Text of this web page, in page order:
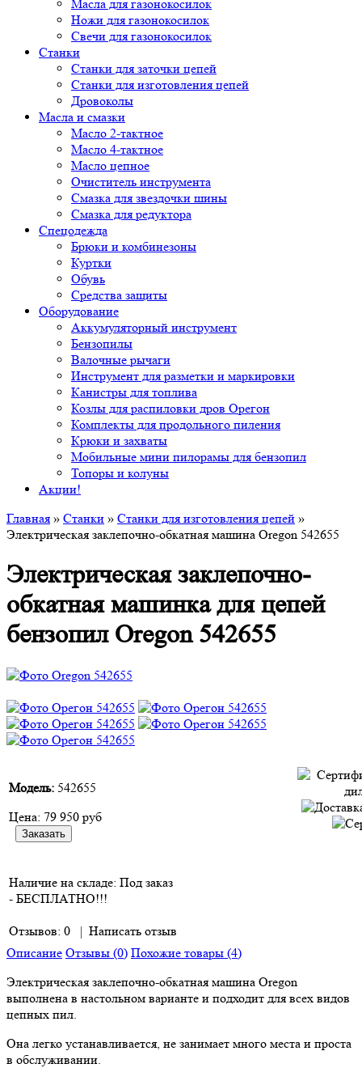
Масла для газонокосилок
Ножи для газонокосилок
Свечи для газонокосилок
Станки
Cтанки для заточки цепей
Станки для изготовления цепей
Дровоколы
Масла и смазки
Масло 2-тактное
Масло 4-тактное
Масло цепное
Очиститель инструмента
Смазка для звездочки шины
Смазка для редуктора
Спецодежда
Брюки и комбинезоны
Куртки
Обувь
Средства защиты
Оборудование
Аккумуляторный инструмент
Бензопилы
Валочные рычаги
Инструмент для разметки и маркировки
Канистры для топлива
Козлы для распиловки дров Орегон
Комплекты для продольного пиления
Крюки и захваты
Мобильные мини пилорамы для бензопил
Топоры и колуны
Акции!
Главная » Станки » Станки для изготовления цепей »
Электрическая заклепочно-обкатная машина Oregon 542655
Электрическая заклепочно-
обкатная машинка для цепей
бензопил Oregon 542655
Модель: 542655
Цена: 79 950 руб
Наличие на складе: Под заказ
- БЕСПЛАТНО!!!
Отзывов: 0 | Написать отзыв
Описание Отзывы (0) Похожие товары (4)
Электрическая заклепочно-обкатная машина Oregon
выполнена в настольном варианте и подходит для всех видов
цепных пил.
Она легко устанавливается, не занимает много места и проста
в обслуживании.